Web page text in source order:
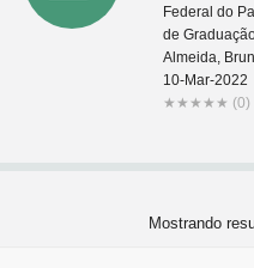
Federal do
de
Almeida,
10-Mar-2022
★ ★ ★ ★ ★ (0)
Mostrando